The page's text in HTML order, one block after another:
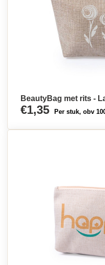
BeautyBag met rits -
€1,35 Per stuk, obv